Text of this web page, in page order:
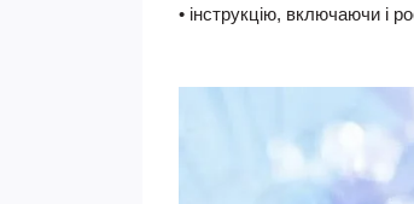
• інструкцію, включаючи і